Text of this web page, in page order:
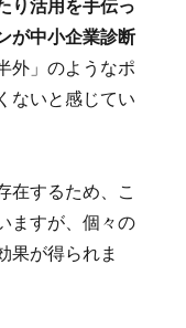
り活用を手伝っ
が中小企業診断
外」のようなポ
ないと感じてい
在するため、こ
ますが、個々の
果が得られま